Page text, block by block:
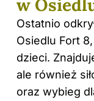
w
Ostatnio
Osiedlu Fort
dzieci.
ale również
oraz wybieg